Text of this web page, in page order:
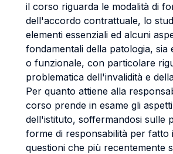
il corso riguarda le modalità di
dell'accordo contrattuale, lo
elementi essenziali ed alcuni
fondamentali della patologia, sia
o funzionale, con particolare
problematica dell'invalidità e
Per quanto attiene alla
corso prende in esame gli
dell'istituto, soffermandosi sulle
forme di responsabilità per fatto
questioni che più recentemente